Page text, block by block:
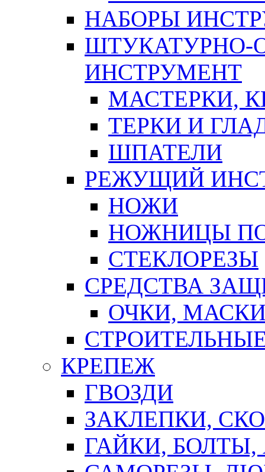
НАБОРЫ
ШТУКАТУРНО-
ИНСТРУМЕНТ
МАСТЕРКИ,
ТЕРКИ И
ШПАТЕЛИ
РЕЖУЩИЙ
НОЖИ
НОЖНИЦЫ
СТЕКЛОРЕЗЫ
СРЕДСТВА
ОЧКИ,
КРЕПЕЖ
ГВОЗДИ
ЗАКЛЕПКИ,
ГАЙКИ,